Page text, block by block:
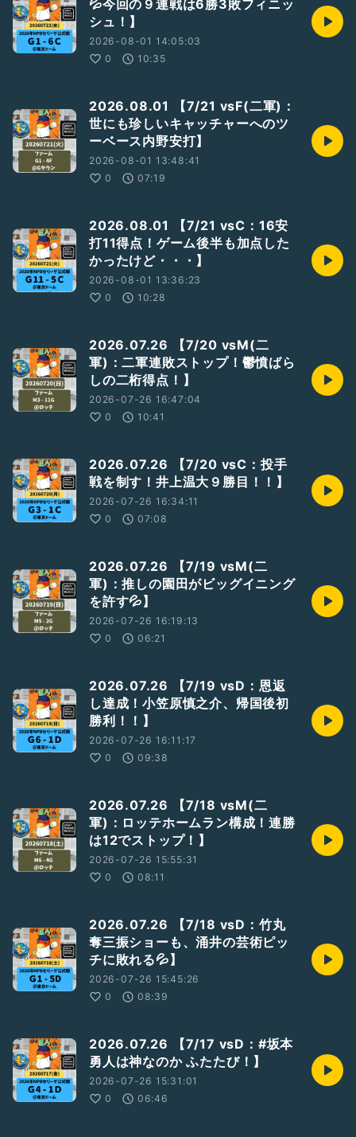
💦今回の９連戦は6勝3敗フィニッ
シュ！】
2026-08-01 14:05:03
0
10:35
2026.08.01 【7/21 vsF(二軍)：
世にも珍しいキャッチャーへのツ
ーベース内野安打】
2026-08-01 13:48:41
0
07:19
2026.08.01 【7/21 vsC：16安
打11得点！ゲーム後半も加点した
かったけど・・・】
2026-08-01 13:36:23
0
10:28
2026.07.26 【7/20 vsM(二
軍)：二軍連敗ストップ！鬱憤ばら
しの二桁得点！】
2026-07-26 16:47:04
0
10:41
2026.07.26 【7/20 vsC：投手
戦を制す！井上温大９勝目！！】
2026-07-26 16:34:11
0
07:08
2026.07.26 【7/19 vsM(二
軍)：推しの園田がビッグイニング
を許す💦】
2026-07-26 16:19:13
0
06:21
2026.07.26 【7/19 vsD：恩返
し達成！小笠原慎之介、帰国後初
勝利！！】
2026-07-26 16:11:17
0
09:38
2026.07.26 【7/18 vsM(二
軍)：ロッテホームラン構成！連勝
は12でストップ！】
2026-07-26 15:55:31
0
08:11
2026.07.26 【7/18 vsD：竹丸
奪三振ショーも、涌井の芸術ピッ
チに敗れる💦】
2026-07-26 15:45:26
0
08:39
2026.07.26 【7/17 vsD：#坂本
勇人は神なのか ふたたび！】
2026-07-26 15:31:01
0
06:46